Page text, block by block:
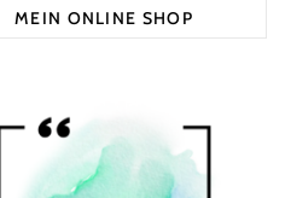
MEIN ONLINE SHOP